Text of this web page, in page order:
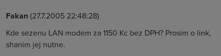
Fakan(27.7.2005 22:48:28)
Kde sezenu LAN modem za 1150 Kc bez DPH? Prosim o link,
shanim jej nutne.